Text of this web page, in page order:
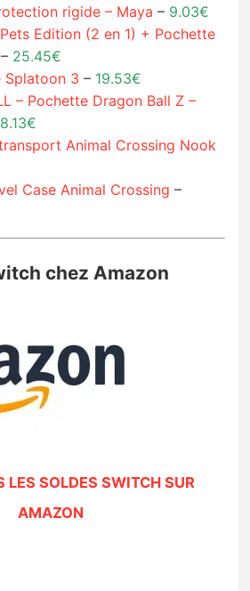
rigide – Maya – 9.03€
Edition (2 en 1) + Pochette
– 25.45€
Splatoon 3 – 19.53€
– Pochette Dragon Ball Z –
Animal Crossing Nook
Case Animal Crossing –
chez Amazon
LES SOLDES SWITCH SUR
AMAZON